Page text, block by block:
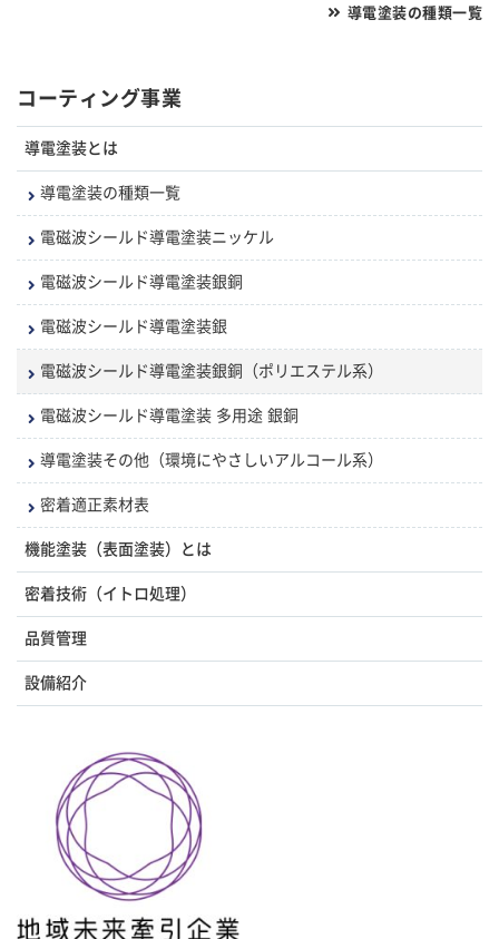
導電塗装の種類一覧
コーティング事業
導電塗装とは
導電塗装の種類一覧
電磁波シールド導電塗装ニッケル
電磁波シールド導電塗装銀銅
電磁波シールド導電塗装銀
電磁波シールド導電塗装銀銅（ポリエステル系）
電磁波シールド導電塗装 多用途 銀銅
導電塗装その他（環境にやさしいアルコール系）
密着適正素材表
機能塗装（表面塗装）とは
密着技術（イトロ処理）
品質管理
設備紹介